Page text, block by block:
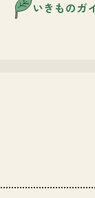
いきものガ